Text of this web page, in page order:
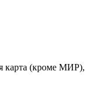
карта (кроме МИР),